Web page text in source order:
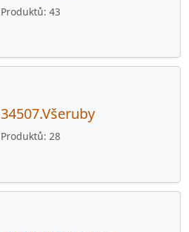
Produktů 43
34507.Všeruby
Produktů 28